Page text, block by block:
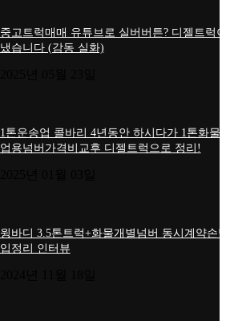
중고트럭매매 유튜브로 실버버튼? 디젤트럭
냈습니다 (감동 실화)
1톤운송업 콜바리 4년동안 하시다가 1톤화물
업용넘버가격비교후 디젤트럭으로 정리!
윙바디 3.5톤트럭+화물개별넘버 동시계약손
입정리 인터뷰